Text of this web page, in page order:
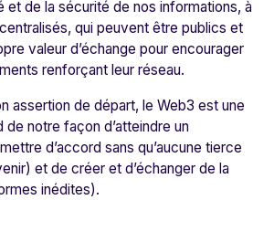
et de la sécurité de nos informations, à
, qui peuvent être publics et
valeur d’échange pour encourager
renforçant leur réseau.
assertion de départ, le Web3 est une
notre façon d’atteindre un
d’accord sans qu’aucune tierce
et de créer et d’échanger de la
inédites).